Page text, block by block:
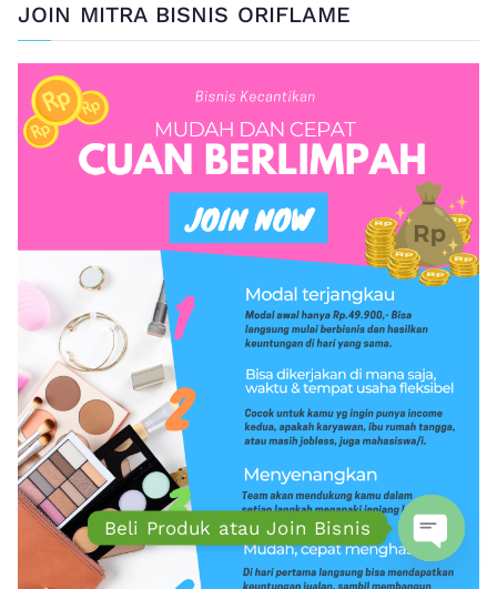
JOIN MITRA BISNIS ORIFLAME
Beli Produk atau Join Bisnis
Open